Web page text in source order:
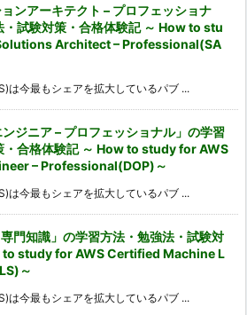
ョンアーキテクト – プロフェッショナ
・試験対策・合格体験記 ～ How to stu
Architect – Professional(SA
は今最もシェアを拡大しているパブ ...
ジニア – プロフェッショナル」の学習
・合格体験記 ～ How to study for AWS
– Professional(DOP)～
は今最もシェアを拡大しているパブ ...
専門知識」の学習方法・勉強法・試験対
to study for AWS Certified Machine L
～
は今最もシェアを拡大しているパブ ...